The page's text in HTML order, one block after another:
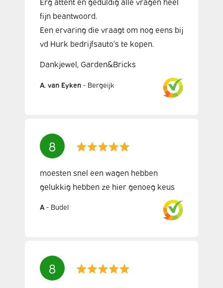
fijn beantwoord.
Een ervaring die vraagt om nog eens bij
vd Hurk bedrijfsauto’s te kopen.
Dankjewel, Garden&Bricks
A. van Eyken - Bergeijk
8
moesten snel een wagen hebben
gelukkig hebben ze hier genoeg keus
A - Budel
8